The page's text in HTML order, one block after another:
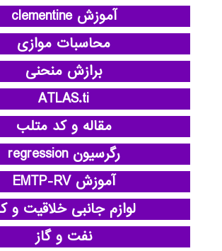
آموزش clementine
محاسبات موازی
برازش منحنی
ATLAS.ti
مقاله و کد متلب
رگرسیون regression
آموزش EMTP-RV
لوازم جانبی خلاقیت و
نفت و گاز